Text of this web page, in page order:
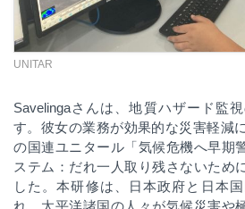
UNITAR
Savelingaさんは、地質ハザード監
す。彼女の業務が効果的な災害軽減
の国連ユニタール 「気候危機へ早期
ステム：だれ一人取り残さないため
した。本研修は、日本政府と日本
れ、太平洋諸国の人々が気候災害や